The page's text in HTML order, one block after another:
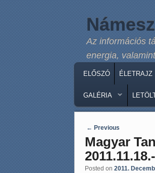
Az információs
energia,
MAIN MENU
SKIP TO PRIMARY
SKIP TO
ELŐSZÓ ÉLETRAJZ
GALÉRIA
Post navigation
← Previous
Magyar
2011.11.18.-
Posted on 2011.